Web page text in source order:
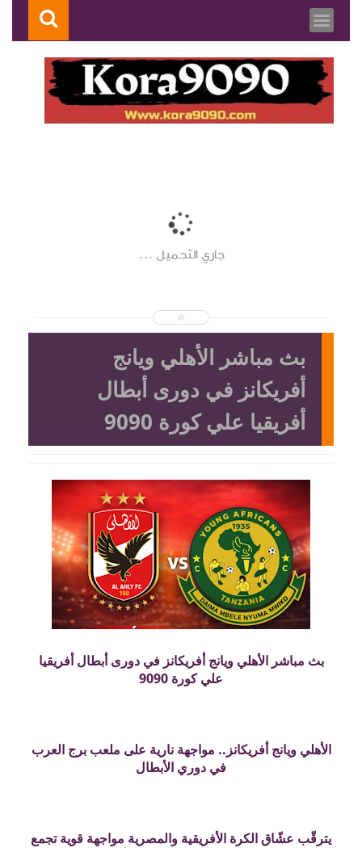
جاري التحميل ...
بث مباشر الأهلي ويانج
أفريكانز في دورى أبطال
أفريقيا علي كورة 9090
بث مباشر الأهلي ويانج أفريكانز في دورى أبطال أفريقيا
علي كورة 9090
الأهلي ويانج أفريكانز.. مواجهة نارية على ملعب برج العرب
في دوري الأبطال
يترقّب عشّاق الكرة الأفريقية والمصرية مواجهة قوية تجمع